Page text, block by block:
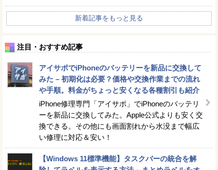
新着記事をもっと見る
注目・おすすめ記事
アイサポでiPhoneのバッテリーを新品に交換して
みた – 初期化は必要？価格や交換作業までの流れ
や手順。料金がちょっと安くなる各種割引も紹介
iPhone修理専門「アイサポ」でiPhoneのバッテリ
ーを新品に交換してみた。Apple公式よりも安く交
換できる。その他にも画面割れから水没まで幅広
い修理に対応＆安い！
【Windows 11標準機能】タスクバーの統合を解